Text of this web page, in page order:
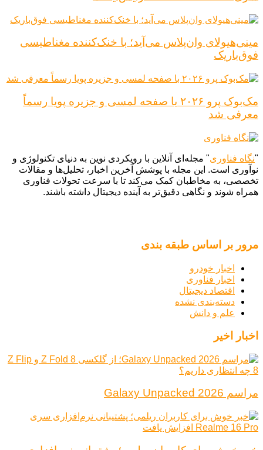
مینی‌هیولای وان‌پلاس می‌آید؛ با خنک‌کننده مغناطیسی
فوق‌باریک
مک‌بوک پرو ۲۰۲۶ با صفحه لمسی و جزیره پویا رسماً
معرفی شد
"نگاه فناوری" مجله‌ای آنلاین با رویکردی نوین به دنیای تکنولوژی و
نوآوری است. این مجله با پوشش آخرین اخبار، تحلیل‌ها و مقالات
تخصصی، به مخاطبان کمک می‌کند تا با سرعت تحولات فناوری
همراه شوند و نگاهی دقیق‌تر به آینده دیجیتال داشته باشند.
مرور بر اساس طبقه بندی
اخبار خودرو
اخبار فناوری
اقتصاد دیجیتال
دسته‌بندی نشده
علم و دانش
اخبار اخیر
مراسم Galaxy Unpacked 2026